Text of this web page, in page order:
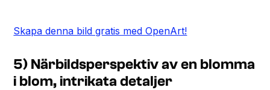
Skapa denna bild gratis med OpenArt!
5) Närbildsperspektiv av en blomma
i blom, intrikata detaljer